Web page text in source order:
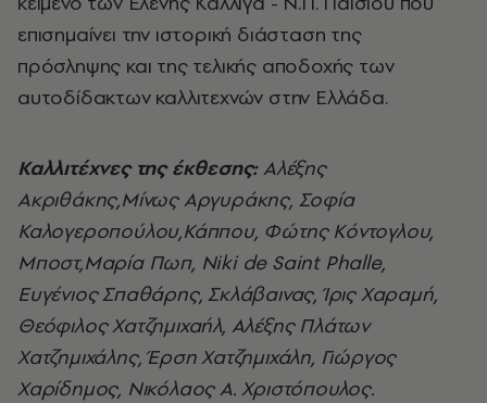
επισημαίνει την ιστορική διάσταση της
πρόσληψης και της τελικής αποδοχής των
αυτοδίδακτων καλλιτεχνών στην Ελλάδα.
Καλλιτέχνες της έκθεσης:Αλέξης
Ακριθάκης,Μίνως Αργυράκης, Σοφία
Καλογεροπούλου,Κάππου, Φώτης Κόντογλου,
Μποστ,Μαρία Πωπ, Niki de Saint Phalle,
Ευγένιος Σπαθάρης, Σκλάβαινας, Ίρις Χαραμή,
Θεόφιλος Χατζημιχαήλ, Αλέξης Πλάτων
Χατζημιχάλης, Έρση Χατζημιχάλη, Γιώργος
Χαρίδημος, Νικόλαος Α. Χριστόπουλος.